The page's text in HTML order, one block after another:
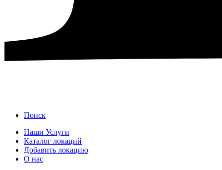
Поиск
Наши Услуги
Каталог локаций
Добавить локацию
О нас